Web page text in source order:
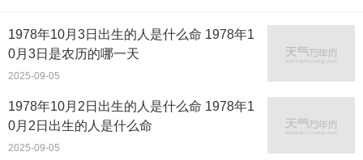
1978年10月3日出生的人是什么命 1978年1
0月3日是农历的哪一天
2025-09-05
1978年10月2日出生的人是什么命 1978年1
0月2日出生的人是什么命
2025-09-05